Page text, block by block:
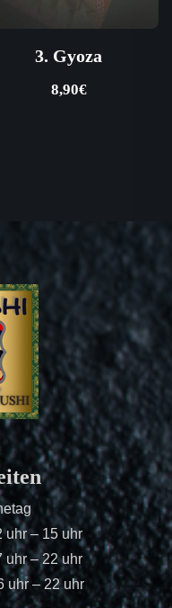
3. Gyoza
8,90€
uhr – 15 uhr
uhr – 22 uhr
uhr – 22 uhr